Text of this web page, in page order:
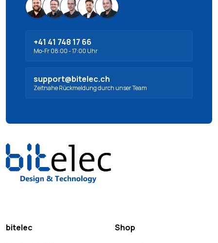
+41 41 748 17 66
Mo-Fr 08:00 - 17:00 Uhr
support@bitelec.ch
Zeitnahe Rückmeldung durch unser Team
bitelec
Shop